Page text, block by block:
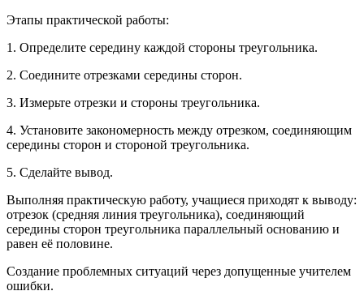
Этапы практической работы:
1. Определите середину каждой стороны треугольника.
2. Соедините отрезками середины сторон.
3. Измерьте отрезки и стороны треугольника.
4. Установите закономерность между отрезком, соединяющим
середины сторон и стороной треугольника.
5. Сделайте вывод.
Выполняя практическую работу, учащиеся приходят к выводу:
отрезок (средняя линия треугольника), соединяющий
середины сторон треугольника параллельный основанию и
равен её половине.
Создание проблемных ситуаций через допущенные учителем
ошибки.